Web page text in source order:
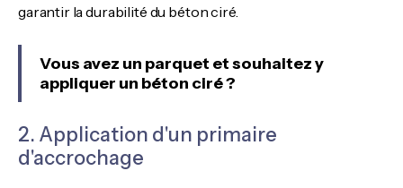
garantir la durabilité du béton ciré.
Vous avez un parquet et souhaitez y
appliquer un béton ciré ?
2. Application d'un primaire
d'accrochage